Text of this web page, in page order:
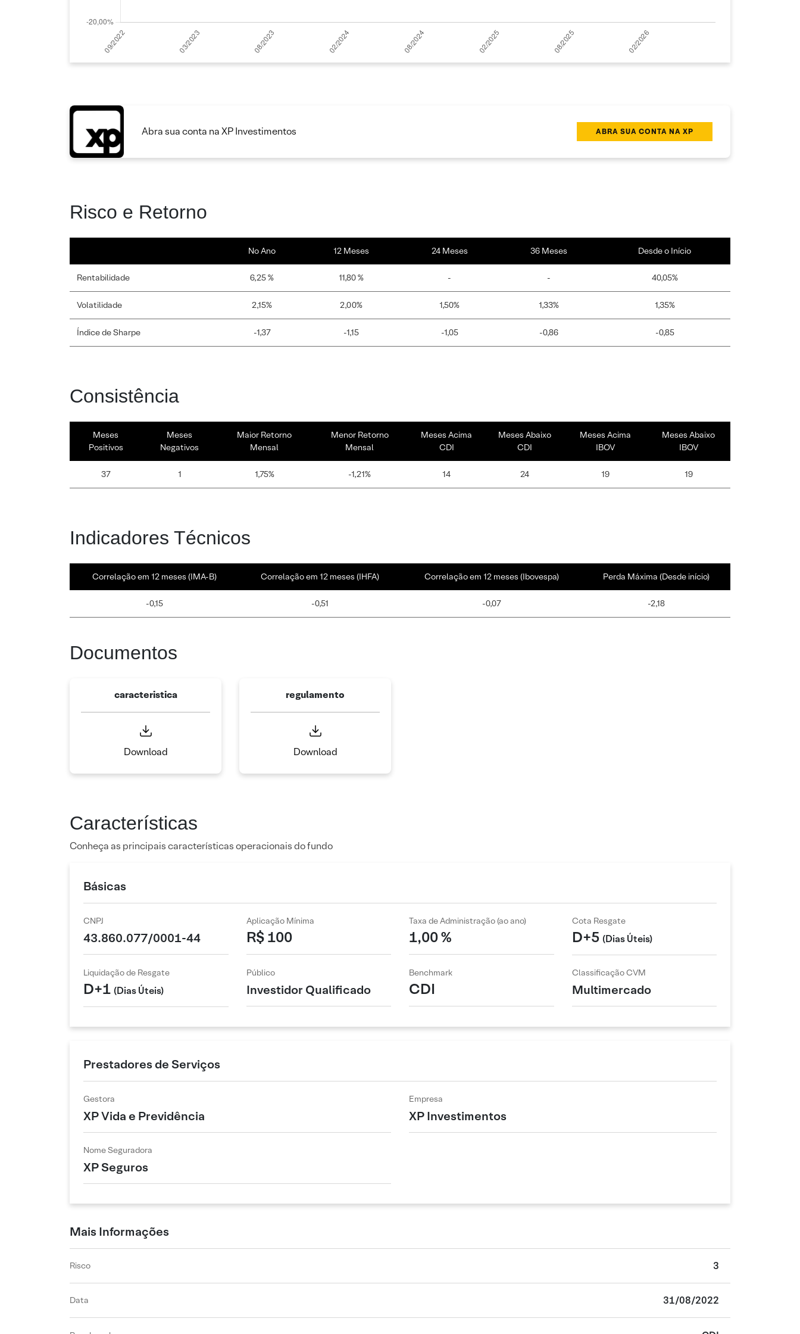
Abra sua conta na XP Investimentos ABRA SUA CONTA NA XP
Risco e Retorno
No Ano 12 Meses 24 Meses 36 Meses Desde o Início
Rentabilidade 6,25 % 11,80 % - - 40,05%
Volatilidade 2,15% 2,00% 1,50% 1,33% 1,35%
Índice de Sharpe -1,37 -1,15 -1,05 -0,86 -0,85
Consistência
Meses
Positivos
Meses
Negativos
Maior Retorno
Mensal
Menor Retorno
Mensal
Meses Acima
CDI
Meses Abaixo
CDI
Meses Acima
IBOV
Meses Abaixo
IBOV
37 1 1,75% -1,21% 14 24 19 19
Indicadores Técnicos
Correlação em 12 meses (IMA-B) Correlação em 12 meses (IHFA) Correlação em 12 meses (Ibovespa) Perda Máxima (Desde início)
-0,15 -0,51 -0,07 -2,18
Documentos
caracteristica
Download
regulamento
Download
Características
Conheça as principais características operacionais do fundo
Básicas
CNPJ
43.860.077/0001-44
Aplicação Mínima
R$ 100
Taxa de Administração (ao ano)
1,00 %
Cota Resgate
D+5 (Dias Úteis)
Liquidação de Resgate
D+1 (Dias Úteis)
Público
Investidor Qualificado
Benchmark
CDI
Classificação CVM
Multimercado
Prestadores de Serviços
Gestora
XP Vida e Previdência
Empresa
XP Investimentos
Nome Seguradora
XP Seguros
Mais Informações
Risco 3
Data 31/08/2022